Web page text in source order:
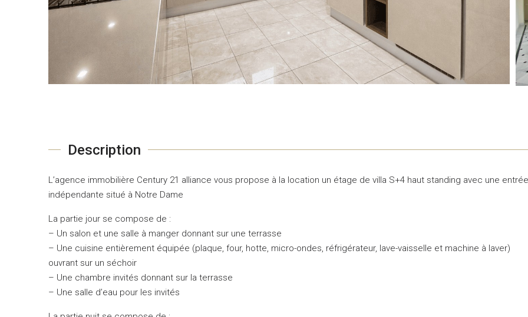
Description
L’agence immobilière Century 21 alliance vous propose à la location un étage de villa S+4 haut standing avec une entrée
indépendante situé à Notre Dame
La partie jour se compose de :
– Un salon et une salle à manger donnant sur une terrasse
– Une cuisine entièrement équipée (plaque, four, hotte, micro-ondes, réfrigérateur, lave-vaisselle et machine à laver)
ouvrant sur un séchoir
– Une chambre invités donnant sur la terrasse
– Une salle d’eau pour les invités